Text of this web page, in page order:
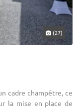
(27)
cadre champêtre, ce
la mise en place de